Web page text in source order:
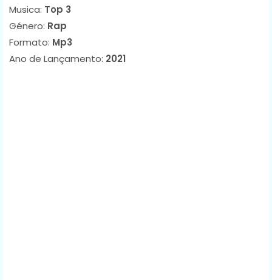
Musica: Top 3
Género: Rap
Formato: Mp3
Ano de Lançamento: 2021